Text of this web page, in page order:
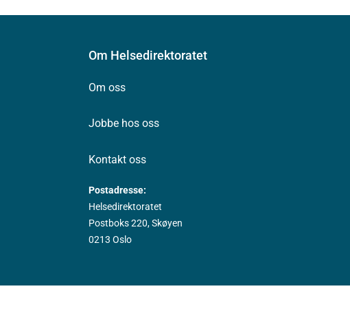
Om Helsedirektoratet
Om oss
Jobbe hos oss
Kontakt oss
Postadresse:
Helsedirektoratet
Postboks 220, Skøyen
0213 Oslo